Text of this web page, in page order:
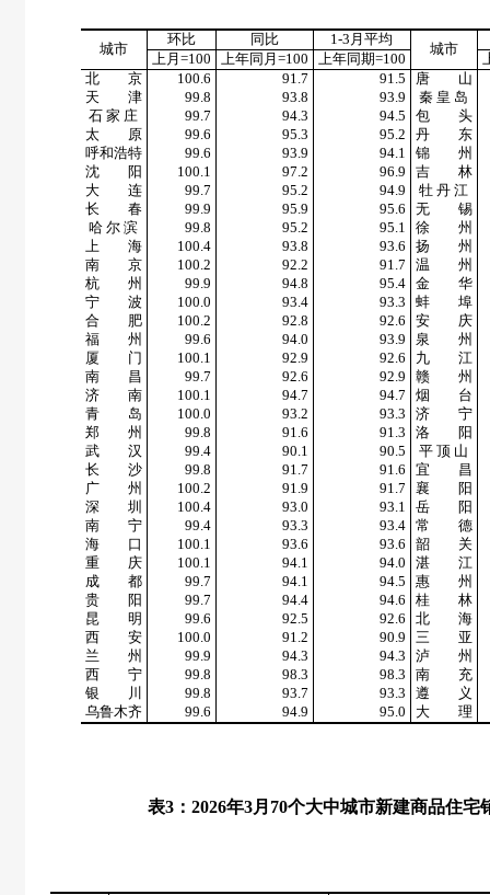
城市
环比 同比 1-3 月平均
城市
上月 =100 上年同月 =100 上年同期=100
北 京
100.6 91.7 91.5
唐 山
天 津
99.8 93.8 93.9
秦 皇 岛
石 家 庄
99.7 94.3 94.5
包 头
太 原
99.6 95.3 95.2
丹 东
呼和浩特
99.6 93.9 94.1
锦 州
沈 阳
100.1 97.2 96.9
吉 林
大 连
99.7 95.2 94.9
牡 丹 江
长 春
99.9 95.9 95.6
无 锡
哈 尔 滨
99.8 95.2 95.1
徐 州
上 海
100.4 93.8 93.6
扬 州
南 京
100.2 92.2 91.7
温 州
杭 州
99.9 94.8 95.4
金 华
宁 波
100.0 93.4 93.3
蚌 埠
合 肥
100.2 92.8 92.6
安 庆
福 州
99.6 94.0 93.9
泉 州
厦 门
100.1 92.9 92.6
九 江
南 昌
99.7 92.6 92.9
赣 州
济 南
100.1 94.7 94.7
烟 台
青 岛
100.0 93.2 93.3
济 宁
郑 州
99.8 91.6 91.3
洛 阳
武 汉
99.4 90.1 90.5
平 顶 山
长 沙
99.8 91.7 91.6
宜 昌
广 州
100.2 91.9 91.7
襄 阳
深 圳
100.4 93.0 93.1
岳 阳
南 宁
99.4 93.3 93.4
常 德
海 口
100.1 93.6 93.6
韶 关
重 庆
100.1 94.1 94.0
湛 江
成 都
99.7 94.1 94.5
惠 州
贵 阳
99.7 94.4 94.6
桂 林
昆 明
99.6 92.5 92.6
北 海
西 安
100.0 91.2 90.9
三 亚
兰 州
99.9 94.3 94.3
泸 州
西 宁
99.8 98.3 98.3
南 充
银 川
99.8 93.7 93.3
遵 义
乌鲁木齐
99.6 94.9 95.0 大 理
表3 ： 2026年3月 70个大中城市新建商品住宅